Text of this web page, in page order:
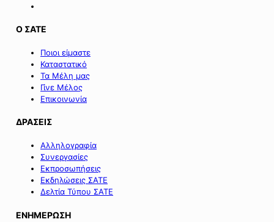
Ο ΣΑΤΕ
Ποιοι είμαστε
Καταστατικό
Τα Μέλη μας
Γίνε Μέλος
Επικοινωνία
ΔΡΑΣΕΙΣ
Αλληλογραφία
Συνεργασίες
Εκπροσωπήσεις
Εκδηλώσεις ΣΑΤΕ
Δελτία Τύπου ΣΑΤΕ
ΕΝΗΜΕΡΩΣΗ